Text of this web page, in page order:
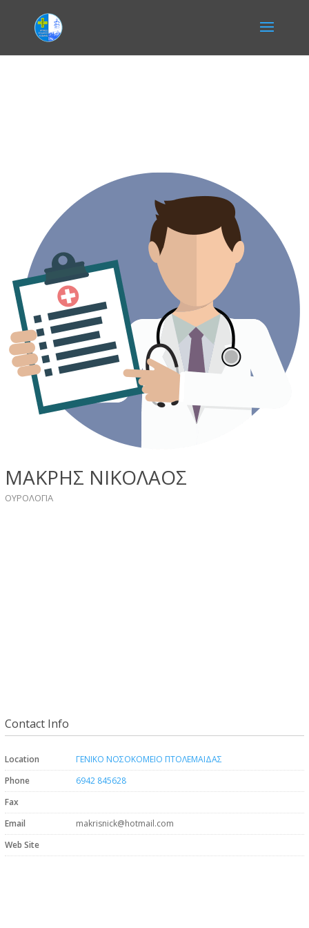
ΜΑΚΡΗΣ ΝΙΚΟΛΑΟΣ
ΟΥΡΟΛΟΓΙΑ
Contact Info
Location
ΓΕΝΙΚΟ ΝΟΣΟΚΟΜΕΙΟ ΠΤΟΛΕΜΑΙΔΑΣ
Phone
6942 845628
Fax
Email
makrisnick@hotmail.com
Web Site